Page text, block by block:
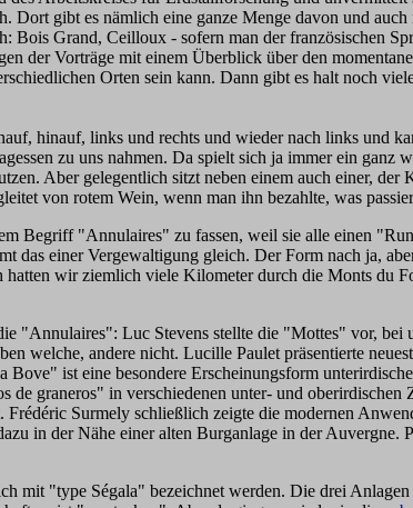
Dort gibt es nämlich eine ganze Menge davon und
Grand, Ceilloux - sofern man der französischen
der Vorträge mit einem Überblick über den
Orten sein kann. Dann gibt es halt noch
hinauf, links und rechts und wieder nach links und
zu uns nahmen. Da spielt sich ja immer ein ganz
Aber gelegentlich sitzt neben einem auch einer, der
von rotem Wein, wenn man ihn bezahlte, was
Begriff "Annulaires" zu fassen, weil sie alle einen
das einer Vergewaltigung gleich. Der Form nach ja,
wir ziemlich viele Kilometer durch die Monts du
"Annulaires": Luc Stevens stellte die "Mottes" vor,
welche, andere nicht. Lucille Paulet präsentierte
ist eine besondere Erscheinungsform
graneros" in verschiedenen unter- und
Surmely schließlich zeigte die modernen
in der Nähe einer alten Burganlage in der Auvergne.
mit "type Ségala" bezeichnet werden. Die drei